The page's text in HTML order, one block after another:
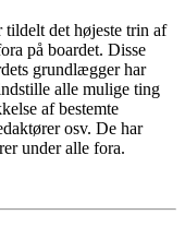
tildelt det højeste trin af
på boardet. Disse
grundlægger har
alle mulige ting
af bestemte
osv. De har
under alle fora.